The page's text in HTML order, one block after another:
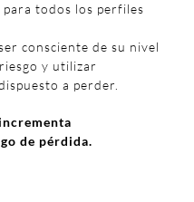
todos los perfiles
consciente de su nivel
y utilizar
a perder.
de pérdida.